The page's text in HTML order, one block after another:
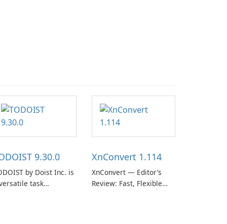
9.30.0
by Doist Inc. is
task
XnConvert 1.114
XnConvert — Editor’s
Review: Fast, Flexible